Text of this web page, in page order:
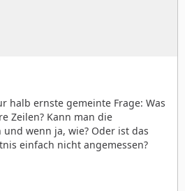
halb ernste gemeinte Frage: Was
Zeilen? Kann man die
wenn ja, wie? Oder ist das
einfach nicht angemessen?